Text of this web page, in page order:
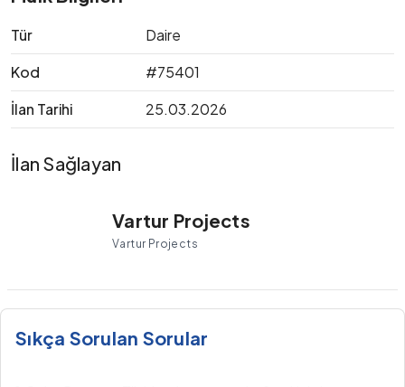
Tür
Daire
Kod
#75401
İlan Tarihi
25.03.2026
İlan Sağlayan
Vartur Projects
Vartur Projects
Sıkça Sorulan Sorular